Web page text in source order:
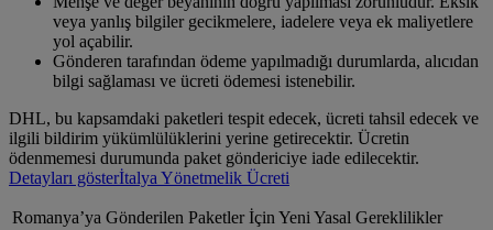
veya yanlış bilgiler gecikmelere, iadelere veya ek maliyetlere
yol açabilir.
Gönderen tarafından ödeme yapılmadığı durumlarda, alıcıdan
bilgi sağlaması ve ücreti ödemesi istenebilir.
DHL, bu kapsamdaki paketleri tespit edecek, ücreti tahsil edecek ve
ilgili bildirim yükümlülüklerini yerine getirecektir. Ücretin
ödenmemesi durumunda paket göndericiye iade edilecektir.
Detayları gösterİtalya Yönetmelik Ücreti
Romanya’ya Gönderilen Paketler İçin Yeni Yasal Gereklilikler